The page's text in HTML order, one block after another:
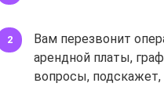
Вам перезвонит
арендной платы,
вопросы, подскажет,